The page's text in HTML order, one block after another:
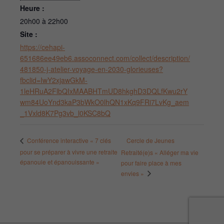
Heure :
20h00 à 22h00
Site :
https://cehapi-
651686ee49eb6.assoconnect.com/collect/description/
481850-j-atelier-voyage-en-2030-glorieuses?
fbclid=IwY2xjawGkM-
1leHRuA2FlbQIxMAABHTmUD8hkghD3DQLfKwu2rY
wm84UoYnd3kaP3bWkO0lhQN1xKq9FRi7LvKg_aem
_1Vxld8K7Pg3vb_l0KSC8bQ
Conférence interactive « 7 clés
pour se préparer à vivre une retraite
épanouie et épanouissante »
Cercle de Jeunes
Retraité(e)s « Alléger ma vie
pour faire place à mes
envies »